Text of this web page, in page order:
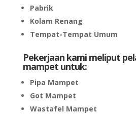
Pabrik
Kolam Renang
Tempat-Tempat Umum
Pekerjaan kami meliput
mampet untuk:
Pipa Mampet
Got Mampet
Wastafel Mampet